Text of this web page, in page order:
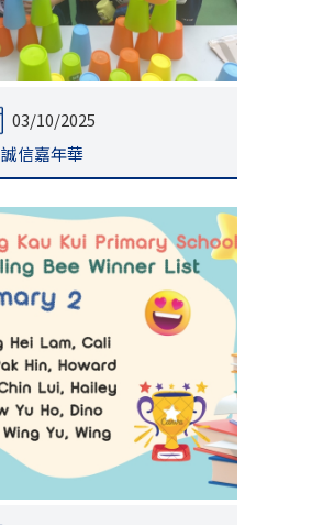
03/10/2025
誠信嘉年華